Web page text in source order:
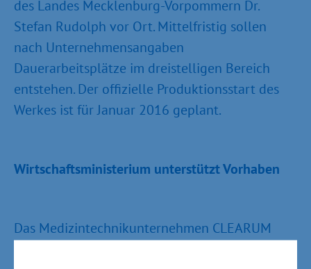
des Landes Mecklenburg-Vorpommern Dr.
Stefan Rudolph vor Ort. Mittelfristig sollen
nach Unternehmensangaben
Dauerarbeitsplätze im dreistelligen Bereich
entstehen. Der offizielle Produktionsstart des
Werkes ist für Januar 2016 geplant.
Wirtschaftsministerium unterstützt Vorhaben
Das Medizintechnikunternehmen CLEARUM